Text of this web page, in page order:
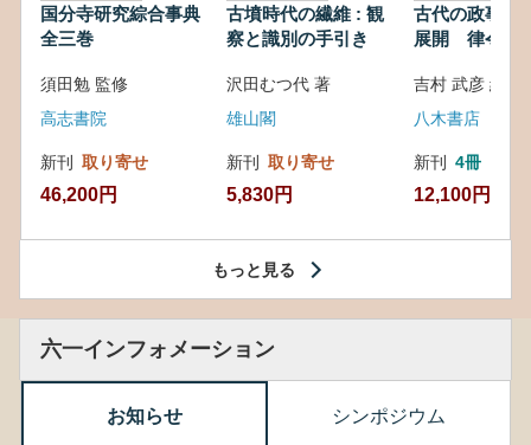
国分寺研究綜合事典
全三巻
須田勉 監修
高志書院
新刊 取り寄せ
46,200円
古墳時代の繊維 : 観
察と識別の手引き
沢田むつ代 著
雄山閣
新刊 取り寄せ
5,830円
古代の政事と
展開 律令・
吉村 武彦 編集
八木書店
新刊 4冊
12,100円
もっと見る
六一インフォメーション
お知らせ シンポジウム